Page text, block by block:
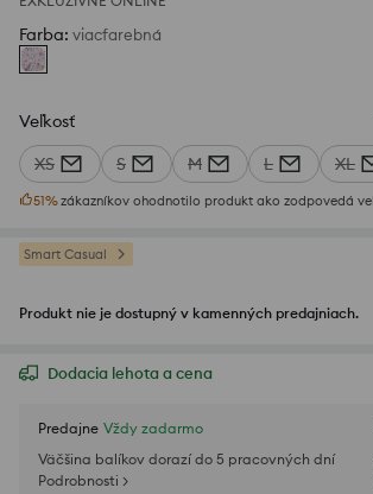
Farba: viacfarebná
Veľkosť
XS S M L XL
51%zákazníkov ohodnotilo produkt ako zodpovedá
Smart Casual
Produkt nie je dostupný v kamenných predajniach.
Dodacia lehota a cena
Predajne Vždy zadarmo
Väčšina balíkov dorazí do 5 pracovných dní
Podrobnosti >